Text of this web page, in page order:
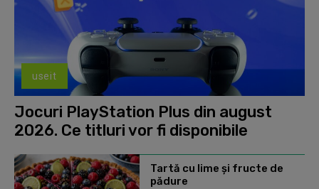
useit
Jocuri PlayStation Plus din august
2026. Ce titluri vor fi disponibile
Tartă cu lime și fructe de
pădure